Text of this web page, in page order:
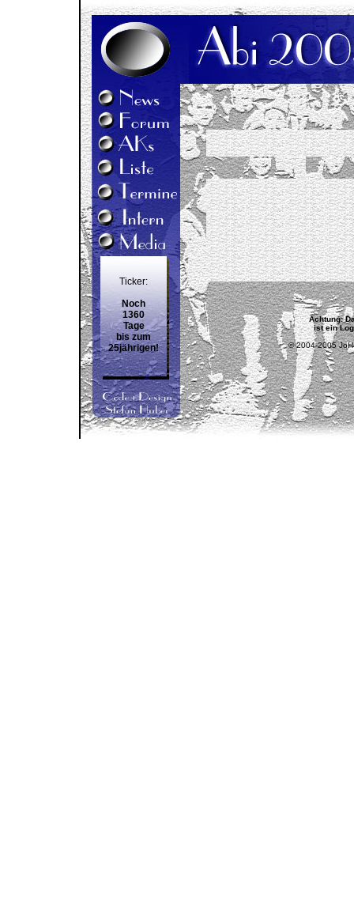
Ticker:
Noch
1360
Tage
bis zum
25jährigen!
Achtung:
ist ein
© 2004-2005